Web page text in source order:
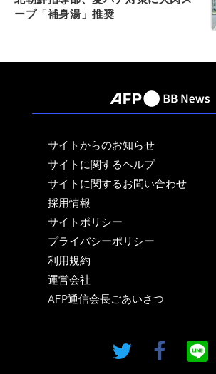
ープ「補身湯」推奨
サイトからのお知らせ
サイトに関するヘルプ
サイトに関するお問い合わせ
採用情報
サイトポリシー
プライバシーポリシー
利用規約
運営会社
AFP通信会長ごあいさつ